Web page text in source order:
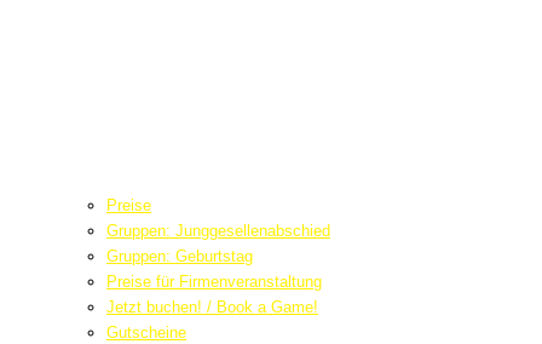
Preise
Gruppen: Junggesellenabschied
Gruppen: Geburtstag
Preise für Firmenveranstaltung
Jetzt buchen! / Book a Game!
Gutscheine